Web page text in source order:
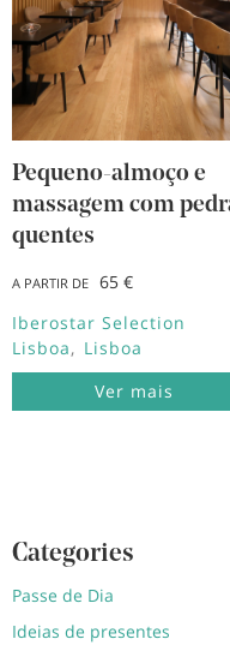
Pequeno-almoço e
massagem com
quentes
A PARTIR DE
65 €
Iberostar Selection
Lisboa
Lisboa
Ver mais
Categories
Passe de Dia
Ideias de presentes